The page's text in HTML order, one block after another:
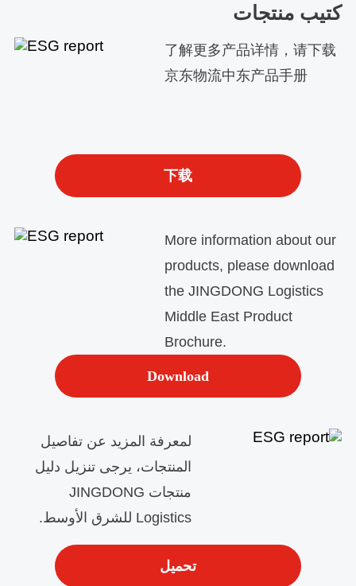
كتيب منتجات
了解更多产品详情，请下载
京东物流中东产品手册
下载
More information about our
products, please download
the JINGDONG Logistics
Middle East Product
Brochure.
Download
لمعرفة المزيد عن تفاصيل
المنتجات، يرجى تنزيل دليل
منتجات JINGDONG
Logistics للشرق الأوسط.
تحميل